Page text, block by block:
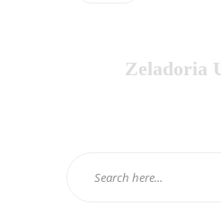
Zeladoria